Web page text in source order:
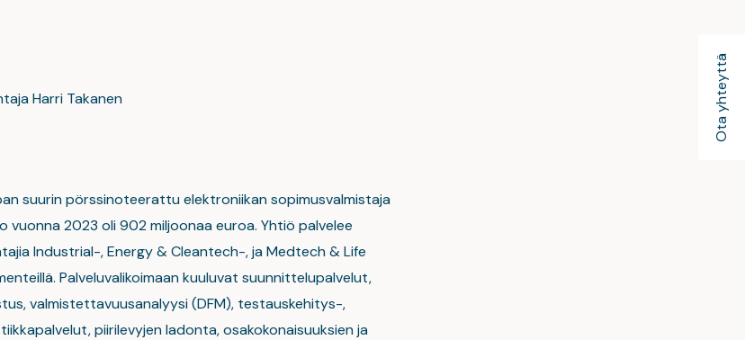
Ota yhteyttä
Harri Takanen
suurin pörssinoteerattu elektroniikan sopimusvalmistaja
vuonna 2023 oli 902 miljoonaa euroa. Yhtiö palvelee
Industrial-, Energy & Cleantech-, ja Medtech & Life
Palveluvalikoimaan kuuluvat suunnittelupalvelut,
valmistettavuusanalyysi (DFM), testauskehitys-,
piirilevyjen ladonta, osakokonaisuuksien ja